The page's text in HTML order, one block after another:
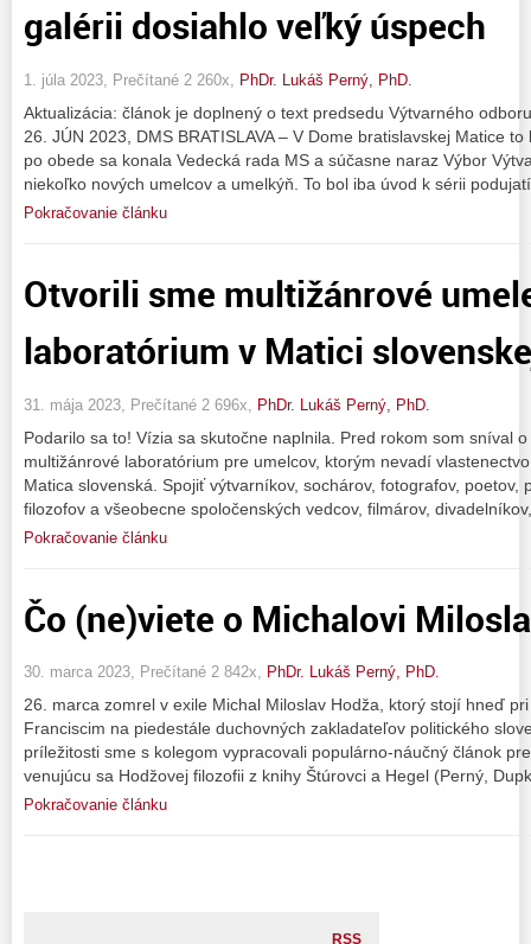
galérii dosiahlo veľký úspech
1. júla 2023, Prečítané 2 260x, PhDr. Lukáš Perný, PhD.
Aktualizácia: článok je doplnený o text predsedu Výtvarného
26. JÚN 2023, DMS BRATISLAVA – V Dome bratislavskej Matice
po obede sa konala Vedecká rada MS a súčasne naraz Výbor
niekoľko nových umelcov a umelkýň. To bol iba úvod k sérii
Pokračovanie článku
Otvorili sme multižánrové
laboratórium v Matici
31. mája 2023, Prečítané 2 696x, PhDr. Lukáš Perný, PhD.
Podarilo sa to! Vízia sa skutočne naplnila. Pred rokom som sníval
multižánrové laboratórium pre umelcov, ktorým nevadí
Matica slovenská. Spojiť výtvarníkov, sochárov, fotografov, poetov,
filozofov a všeobecne spoločenských vedcov, filmárov,
Pokračovanie článku
Čo (ne)viete o Michalovi
30. marca 2023, Prečítané 2 842x, PhDr. Lukáš Perný, PhD.
26. marca zomrel v exile Michal Miloslav Hodža, ktorý stojí hneď
Franciscim na piedestále duchovných zakladateľov politického
príležitosti sme s kolegom vypracovali populárno-náučný článok
venujúcu sa Hodžovej filozofii z knihy Štúrovci a Hegel (Perný,
Pokračovanie článku
RSS